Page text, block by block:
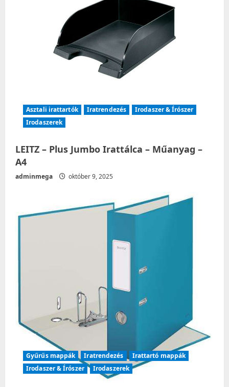
Asztali irattartók Iratrendezés
Irodaszer & Írószer
Irodaszerek
LEITZ – Plus Jumbo Irattálca – Műanyag –
A4
adminmega október 9, 2025
Gyűrűs mappák Iratrendezés
Irattartó mappák
Irodaszer & Írószer
Irodaszerek